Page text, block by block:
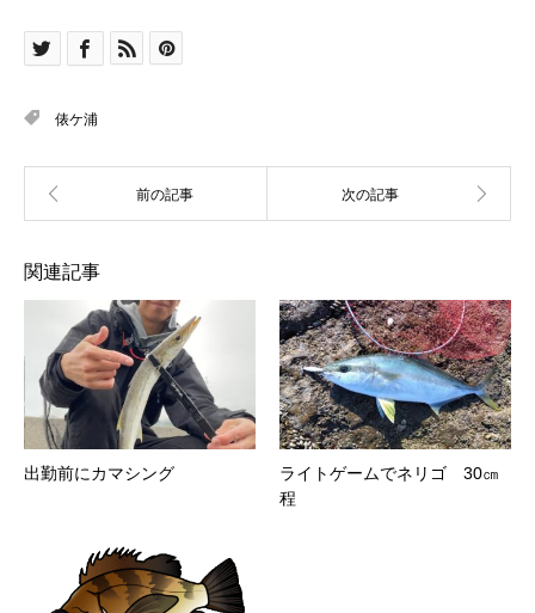
俵ケ浦
関連記事
出勤前にカマシング
ライトゲームでネリゴ 30㎝
程